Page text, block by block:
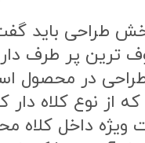
طراحی باید
ترین پر طرف
در محصول
از نوع کلاه دار
ویژه داخل کلاه